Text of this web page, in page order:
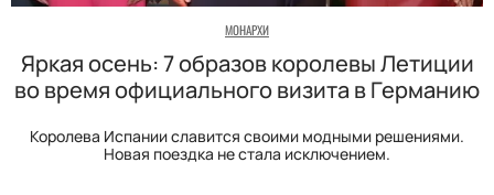
МОНАРХИ
Яркая осень: 7 образов королевы Летиции
во время официального визита в Германию
Королева Испании славится своими модными решениями.
Новая поездка не стала исключением.